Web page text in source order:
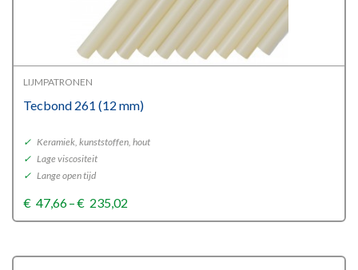
LIJMPATRONEN
Tecbond 261 (12 mm)
✓ Keramiek, kunststoffen, hout
✓ Lage viscositeit
✓ Lange open tijd
€ 47,66–€ 235,02
range: